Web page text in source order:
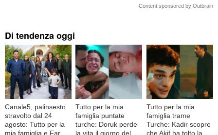
Content sponsored by Outbrain
Di tendenza oggi
Canale5, palinsesto
stravolto dal 24
agosto: Tutto per la
mia famiglia e Far
Tutto per la mia
famiglia puntate
turche: Doruk perde
la vita il giorno del
Tutto per la mia
famiglia trame
Turche: Kadir scopre
che Akif ha tolto la